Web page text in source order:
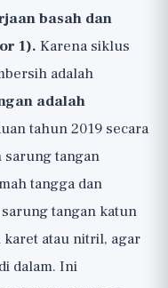
basah dan
1). Karena siklus
adalah
adalah
tahun 2019 secara
tangan
tangga dan
tangan katun
atau nitril, agar
dalam. Ini